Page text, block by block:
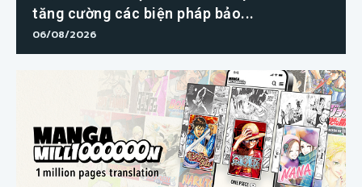
tăng cường các biện pháp bảo...
06/08/2026